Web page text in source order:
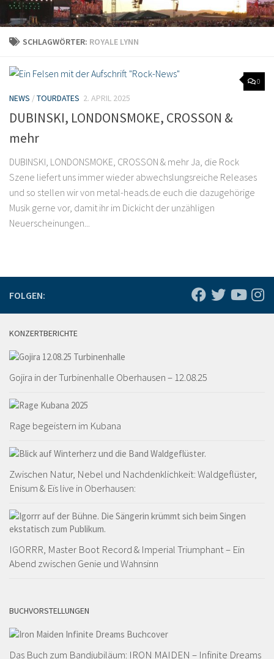
SCHLAGWÖRTER: ROYALE LYNN
0
NEWS /TOURDATES 2. APRIL 2025
DUBINSKI, LONDONSMOKE, CROSSON &
mehr
DUBINSKI, LONDONSMOKE, CROSSON & mehr Ja, die Rock
Szene liefert uns immer wieder abwechslungsreiche Releases
und so stellen wir von metal-heads.de euch die dazugehörige
Musik gerne vor, damit ihr im Dickicht der unzähligen
Neuerscheinungen...
FOLGEN:
KONZERTBERICHTE
Gojira in der Turbinenhalle Oberhausen – 12.08.25
Rage begeistern im Kubana
Zwischen Natur, Nebel und Nachdenklichkeit: Waldgeflüster,
Enisum & Eïs live in Oberhausen:
IGORRR, Master Boot Record & Imperial Triumphant – Ein
Abend zwischen Genie und Wahnsinn
BUCHVORSTELLUNGEN
Das Buch zum Bandjubiläum: IRON MAIDEN – Infinite Dreams